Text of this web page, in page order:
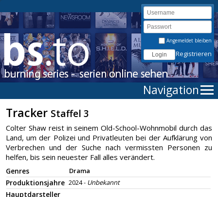
Angemeldet bleiben
Registrieren
Navigation
Tracker Staffel 3
Colter Shaw reist in seinem Old-School-Wohnmobil durch das
Land, um der Polizei und Privatleuten bei der Aufklärung von
Verbrechen und der Suche nach vermissten Personen zu
helfen, bis sein neuester Fall alles verändert.
Genres Drama
Produktionsjahre 2024 - Unbekannt
Hauptdarsteller